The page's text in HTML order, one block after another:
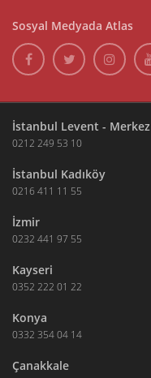
Sosyal Medyada Atlas
İstanbul Levent - Merkez
0212 249 53 10
İstanbul Kadıköy
0216 411 11 55
İzmir
0232 441 97 55
Kayseri
0352 222 01 22
Konya
0332 354 04 14
Çanakkale